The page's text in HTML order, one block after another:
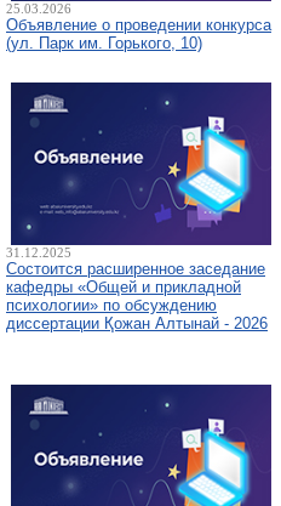
25.03.2026
Объявление о проведении конкурса
(ул. Парк им. Горького, 10)
31.12.2025
Состоится расширенное заседание
кафедры «Общей и прикладной
психологии» по обсуждению
диссертации Қожан Алтынай - 2026